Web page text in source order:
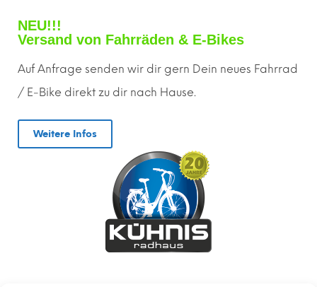
NEU!!!
Versand von Fahrräden & E-Bikes
Auf Anfrage senden wir dir gern Dein neues Fahrrad
/ E-Bike direkt zu dir nach Hause.
Weitere Infos